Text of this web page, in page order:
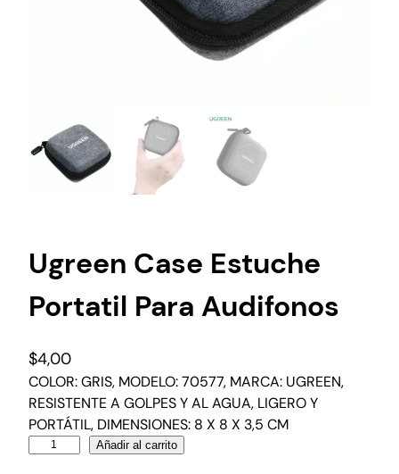
Ugreen Case Estuche
Portatil Para Audifonos
$4,00
COLOR: GRIS, MODELO: 70577, MARCA: UGREEN,
RESISTENTE A GOLPES Y AL AGUA, LIGERO Y
PORTÁTIL, DIMENSIONES: 8 X 8 X 3,5 CM
Añadir al carrito